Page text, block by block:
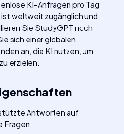
KI-Anfragen pro Tag
weltweit zugänglich und
Sie StudyGPT noch
sich einer globalen
an, die KI nutzen, um
erzielen.
Antworten auf
Fragen